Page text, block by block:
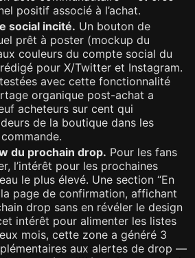
positif associé à l’achat.
social incité. Un bouton de
prêt à poster (mockup du
couleurs du compte social du
pour X/Twitter et Instagram.
avec cette fonctionnalité
organique post-achat a
acheteurs sur cent qui
de la boutique dans les
du prochain drop. Pour les fans
l’intérêt pour les prochaines
le plus élevé. Une section “En
page de confirmation, affichant
drop sans en révéler le design
intérêt pour alimenter les listes
mois, cette zone a généré 3
aux alertes de drop —